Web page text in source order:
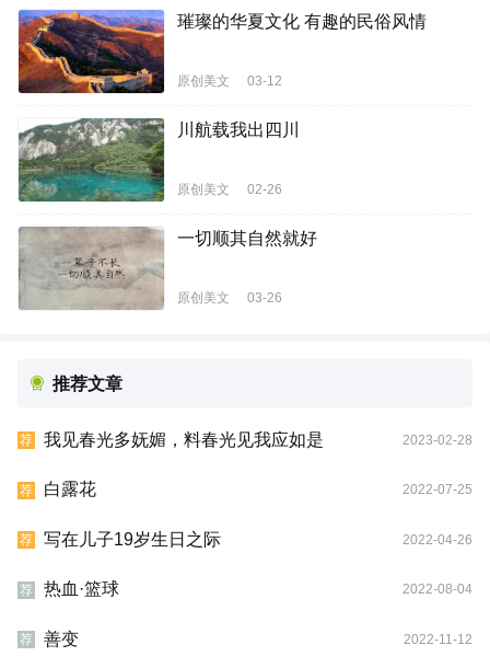
璀璨的华夏文化 有趣的民俗风情
原创美文 03-12
川航载我出四川
原创美文 02-26
一切顺其自然就好
原创美文 03-26
推荐文章
荐 我见春光多妩媚，料春光见我应如是 2023-02-28
荐 白露花 2022-07-25
荐 写在儿子19岁生日之际 2022-04-26
荐 热血·篮球 2022-08-04
荐 善变 2022-11-12